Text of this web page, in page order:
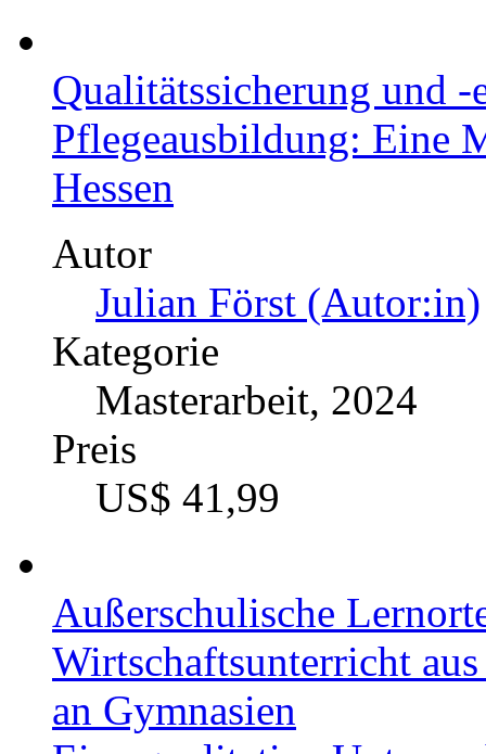
Qualitätssicherung und
Pflegeausbildung: Eine
Hessen
Autor
Julian Först (Autor:in)
Kategorie
Masterarbeit, 2024
Preis
US$ 41,99
Außerschulische
Wirtschaftsunterricht
an Gymnasien